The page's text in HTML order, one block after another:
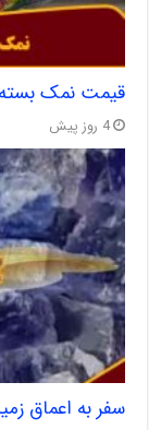
قیمت نمک
4 روز پیش
سفر به اعماق